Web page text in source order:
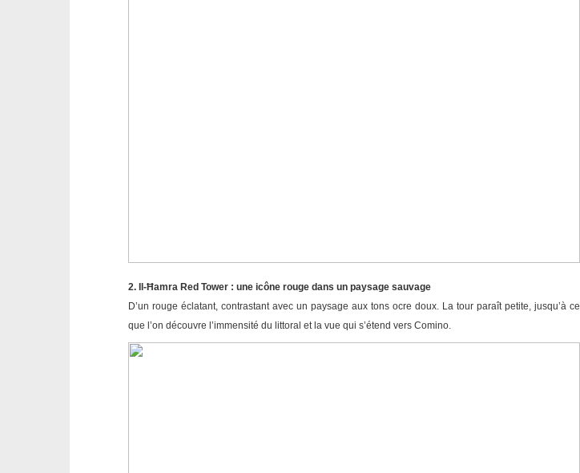
2. Il-Ħamra Red Tower : une icône rouge dans un paysage sauvage
D’un rouge éclatant, contrastant avec un paysage aux tons ocre doux. La tour paraît petite, jusqu’à ce
que l’on découvre l’immensité du littoral et la vue qui s’étend vers Comino.